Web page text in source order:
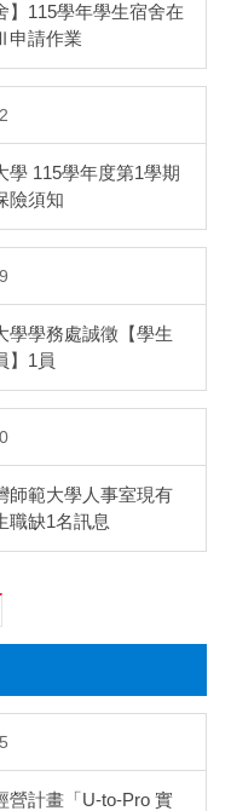
】115學年學生宿舍在
申請作業
學 115學年度第1學期
險須知
學學務處誠徵【學生
】1員
師範大學人事室現有
職缺1名訊息
營計畫「U-to-Pro 實